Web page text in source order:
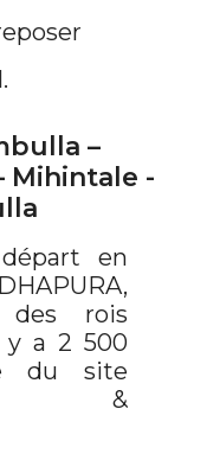
–
Mihintale -
en
des rois
y a 2 500
du site
&